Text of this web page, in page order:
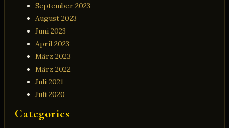
September 2023
August 2023
Juni 2023
April 2023
März 2023
März 2022
Juli 2021
Juli 2020
Categories